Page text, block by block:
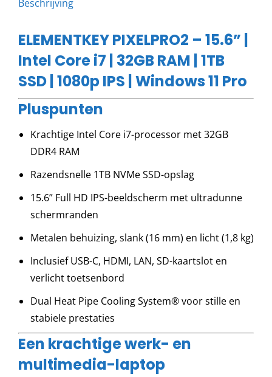
Beschrijving
ELEMENTKEY PIXELPRO2 – 15.6” |
Intel Core i7 | 32GB RAM | 1TB
SSD | 1080p IPS | Windows 11 Pro
Pluspunten
Krachtige Intel Core i7-processor met 32GB
DDR4 RAM
Razendsnelle 1TB NVMe SSD-opslag
15.6” Full HD IPS-beeldscherm met ultradunne
schermranden
Metalen behuizing, slank (16 mm) en licht (1,8 kg)
Inclusief USB-C, HDMI, LAN, SD-kaartslot en
verlicht toetsenbord
Dual Heat Pipe Cooling System® voor stille en
stabiele prestaties
Een krachtige werk- en
multimedia-laptop